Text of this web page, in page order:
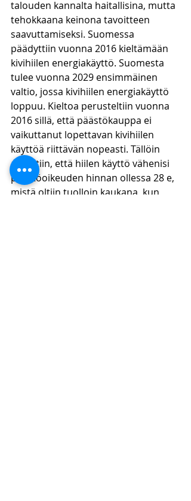
talouden kannalta haitallisina, mutta
tehokkaana keinona tavoitteen
saavuttamiseksi. Suomessa
päädyttiin vuonna 2016 kieltämään
kivihiilen energiakäyttö. Suomesta
tulee vuonna 2029 ensimmäinen
valtio, jossa kivihiilen energiakäyttö
loppuu. Kieltoa perusteltiin vuonna
2016 sillä, että päästökauppa ei
vaikuttanut lopettavan kivihiilen
käyttöä riittävän nopeasti. Tällöin
arvioitiin, että hiilen käyttö vähenisi
päästöoikeuden hinnan ollessa 28 e,
mistä oltiin tuolloin kaukana, kun